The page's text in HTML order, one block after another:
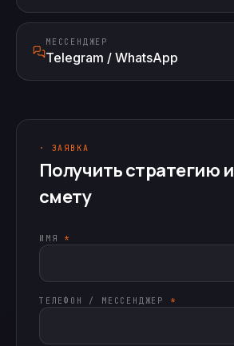
МЕССЕНДЖЕР
Telegram / WhatsApp
· ЗАЯВКА
Получить стратегию и
смету
ИМЯ *
ТЕЛЕФОН / МЕССЕНДЖЕР *